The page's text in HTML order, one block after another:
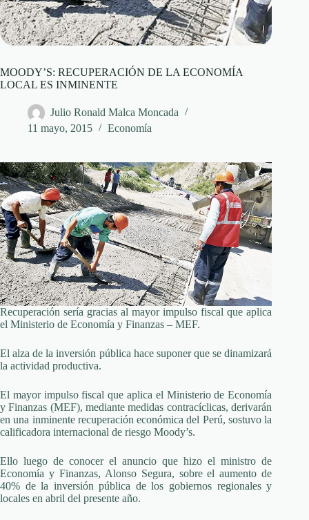
MOODY’S: RECUPERACIÓN DE LA ECONOMÍA
LOCAL ES INMINENTE
Julio Ronald Malca Moncada
11 mayo, 2015
Economía
Recuperación sería gracias al mayor impulso fiscal que aplica
el Ministerio de Economía y Finanzas – MEF.
El alza de la inversión pública hace suponer que se dinamizará
la actividad productiva.
El mayor impulso fiscal que aplica el Ministerio de Economía
y Finanzas (MEF), mediante medidas contracíclicas, derivarán
en una inminente recuperación económica del Perú, sostuvo la
calificadora internacional de riesgo Moody’s.
Ello luego de conocer el anuncio que hizo el ministro de
Economía y Finanzas, Alonso Segura, sobre el aumento de
40% de la inversión pública de los gobiernos regionales y
locales en abril del presente año.